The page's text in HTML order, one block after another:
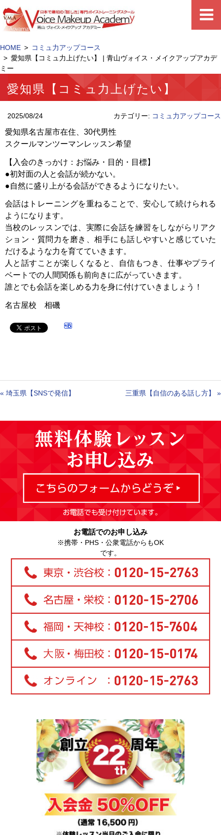
HOME
コミュ力アップコース
愛知県【コミュ力上げたい】 | 青山ヴォイス・メイクアップアカデ
ミー
愛知県【コミュ力上げたい】
2025/08/24 カテゴリー: コミュ力アップコース
愛知県名古屋市在住、30代男性
スクールマンツーマンレッスン希望
【入会のきっかけ：お悩み・目的・目標】
●初対面の人と会話が続かない。
●自然に盛り上がる会話ができるようになりたい。
会話はトレーニングを重ねることで、安心して続けられる
ようになります。
当校のレッスンでは、実際に会話を練習をしながらリアク
ション・質問力を磨き、相手にも話しやすいと感じていた
だけるような力を育てていきます。
人と話すことが楽しくなると、自信もつき、仕事やプライ
ベートでの人間関係も前向きに広がっていきます。
誰とでも会話を楽しめる力を身に付けていきましょう！
名古屋校 相磯
« 埼玉県【SNSで発信】 三重県【自信のある話し方】 »
お電話でのお申し込み
※携帯・PHS・公衆電話からもOK
です。